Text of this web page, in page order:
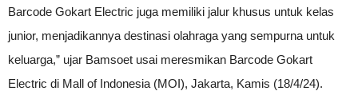
Barcode Gokart Electric juga memiliki jalur khusus untuk kelas
junior, menjadikannya destinasi olahraga yang sempurna untuk
keluarga,” ujar Bamsoet usai meresmikan Barcode Gokart
Electric di Mall of Indonesia (MOI), Jakarta, Kamis (18/4/24).